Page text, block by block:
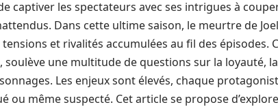
captiver les spectateurs avec ses intrigues à
Dans cette ultime saison, le meurtre de Joel
et rivalités accumulées au fil des épisodes.
soulève une multitude de questions sur la loyauté, la
Les enjeux sont élevés, chaque
même suspecté. Cet article se propose